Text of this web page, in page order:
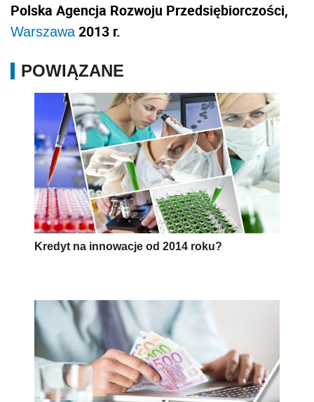
Polska Agencja Rozwoju Przedsiębiorczości,
Warszawa2013 r.
POWIĄZANE
Kredyt na innowacje od 2014 roku?